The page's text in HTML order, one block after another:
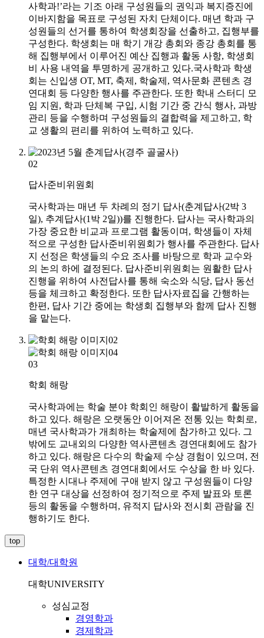
사학과!’라는 기조 아래 구성원들의 권익과 복지증진에
이바지함을 목표로 구성된 자치 단체이다. 매년 학과 구
성원들의 선거를 통하여 학생회장을 선출하고, 집행부를
구성한다. 학생회는 매 학기 개강 총회와 종강 총회를 통
해 집행부에서 이루어진 예산 집행과 활동 사항, 학생회
비 사용 내역을 투명하게 공개하고 있다.국사학과 학생
회는 신입생 OT, MT, 축제, 학술제, 역사문화 콘텐츠 경
연대회 등 다양한 행사를 주관한다. 또한 학내 스터디 모
임 지원, 학과 단체복 구입, 시험 기간 중 간식 행사, 과방
관리 등을 수행하며 구성원들의 결합력을 제고하고, 학
교 생활의 편리를 위하여 노력하고 있다.
02
답사준비위원회
국사학과는 매년 두 차례의 정기 답사(춘계답사(2박 3
일), 추계답사(1박 2일))를 진행한다. 답사는 국사학과의
가장 중요한 비교과 프로그램 활동이며, 학생들이 자체
적으로 구성한 답사준비위원회가 행사를 주관한다. 답사
지 선정은 학생들의 수요 조사를 바탕으로 학과 교수와
의 논의 하에 결정된다. 답사준비위원회는 원활한 답사
진행을 위하여 사전답사를 통해 숙소와 식당, 답사 동선
등을 체크하고 확정한다. 또한 답사자료집을 간행하는
한편, 답사 기간 중에는 학생회 집행부와 함께 답사 진행
을 맡는다.
03
학회 해랑
국사학과에는 학술 분야 학회인 해랑이 활발하게 활동을
하고 있다. 해랑은 오랫동안 이어져온 전통 있는 학회로,
매년 국사학과가 개최하는 학술제에 참가하고 있다. 그
밖에도 교내외의 다양한 역사콘텐츠 경연대회에도 참가
하고 있다. 해랑은 다수의 학술제 수상 경험이 있으며, 전
국 단위 역사콘텐츠 경연대회에서도 수상을 한 바 있다.
특정한 시대나 주제에 구애 받지 않고 구성원들이 다양
한 연구 대상을 선정하여 정기적으로 주제 발표와 토론
등의 활동을 수행하며, 유적지 답사와 전시회 관람을 진
행하기도 한다.
top
대학/대학원
대학UNIVERSITY
성심교정
경영학과
경제학과